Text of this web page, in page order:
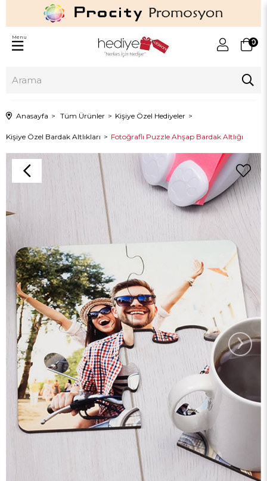
0
Menu
Anasayfa Tüm Ürünler Kişiye Özel Hediyeler
Kişiye Özel Bardak Altlıkları Fotoğraflı Puzzle Ahşap Bardak Altlığı
›